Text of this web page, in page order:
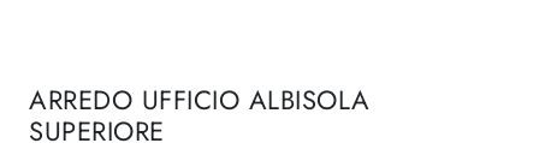
ARREDO UFFICIO ALBISOLA
SUPERIORE